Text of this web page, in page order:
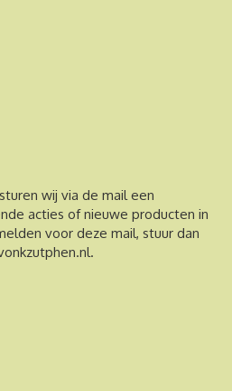
wij via de mail een
acties of nieuwe producten in
voor deze mail, stuur dan
.